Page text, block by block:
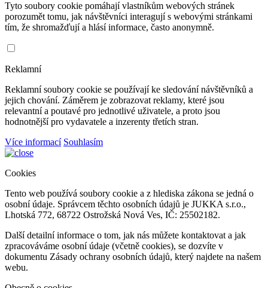
Tyto soubory cookie pomáhají vlastníkům webových stránek
porozumět tomu, jak návštěvníci interagují s webovými stránkami
tím, že shromažďují a hlásí informace, často anonymně.
Reklamní
Reklamní soubory cookie se používají ke sledování návštěvníků a
jejich chování. Záměrem je zobrazovat reklamy, které jsou
relevantní a poutavé pro jednotlivé uživatele, a proto jsou
hodnotnější pro vydavatele a inzerenty třetích stran.
Více informací Souhlasím
Cookies
Tento web používá soubory cookie a z hlediska zákona se jedná o
osobní údaje. Správcem těchto osobních údajů je JUKKA s.r.o.,
Lhotská 772, 68722 Ostrožská Nová Ves, IČ: 25502182.
Další detailní informace o tom, jak nás můžete kontaktovat a jak
zpracováváme osobní údaje (včetně cookies), se dozvíte v
dokumentu Zásady ochrany osobních údajů, který najdete na našem
webu.